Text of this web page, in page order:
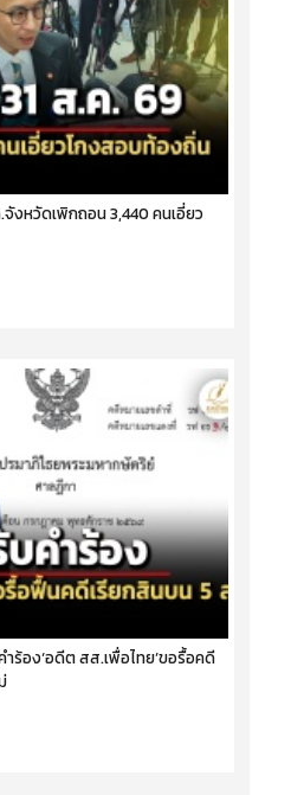
งหวัดเพิกถอน 3,440 คนเอี่ยว
ร้อง‘อดีต สส.เพื่อไทย’ขอรื้อคดี